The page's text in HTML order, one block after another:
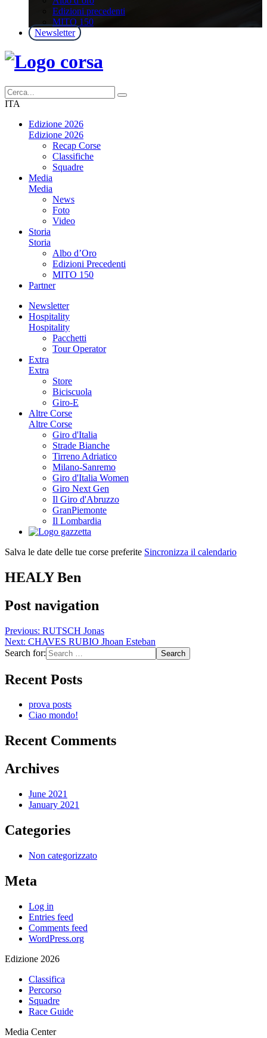
Edizioni precedenti
MITO 150
Newsletter
ITA
Edizione 2026
Edizione 2026
Recap Corse
Classifiche
Squadre
Media
Media
News
Foto
Video
Storia
Storia
Albo d’Oro
Edizioni Precedenti
MITO 150
Partner
Newsletter
Hospitality
Hospitality
Pacchetti
Tour Operator
Extra
Extra
Store
Biciscuola
Giro-E
Altre Corse
Altre Corse
Giro d'Italia
Strade Bianche
Tirreno Adriatico
Milano-Sanremo
Giro d'Italia Women
Giro Next Gen
Il Giro d'Abruzzo
GranPiemonte
Il Lombardia
Salva le date delle tue corse preferite Sincronizza il calendario
HEALY Ben
Post navigation
Previous: RUTSCH Jonas
Next: CHAVES RUBIO Jhoan Esteban
Search for:
Recent Posts
prova posts
Ciao mondo!
Recent Comments
Archives
June 2021
January 2021
Categories
Non categorizzato
Meta
Log in
Entries feed
Comments feed
WordPress.org
Edizione 2026
Classifica
Percorso
Squadre
Race Guide
Media Center